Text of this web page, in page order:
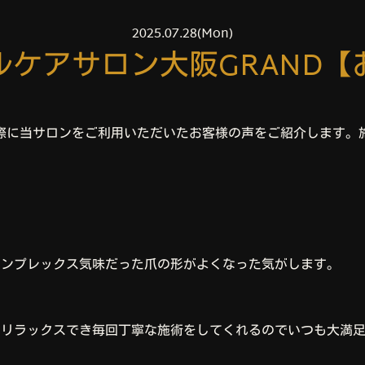
2025.07.28(Mon)
アサロン大阪GRAND
当サロンをご利用いただいたお客様の声をご紹介します
レックス気味だった爪の形がよくなった気がします。
ラックスでき毎回丁寧な施術をしてくれるのでいつも大満